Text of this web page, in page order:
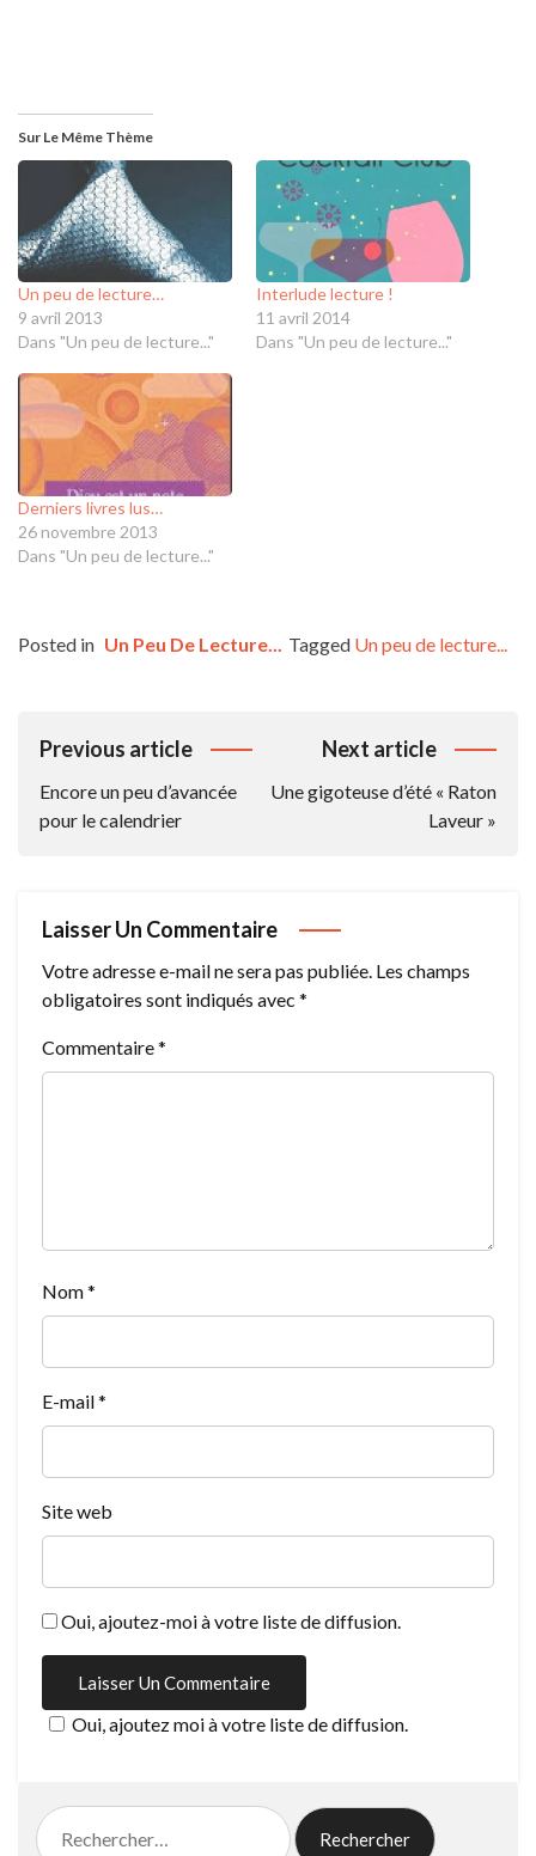
Sur Le Même Thème
Un peu de lecture…
9 avril 2013
Dans "Un peu de lecture..."
Interlude lecture !
11 avril 2014
Dans "Un peu de lecture..."
Derniers livres lus…
26 novembre 2013
Dans "Un peu de lecture..."
Posted in Un Peu De Lecture... Tagged Un peu de lecture...
Navigation
L’article
Previous article
Encore un peu d’avancée
pour le calendrier
Next article
Une gigoteuse d’été « Raton
Laveur »
Laisser Un Commentaire
Votre adresse e-mail ne sera pas publiée. Les champs
obligatoires sont indiqués avec *
Commentaire*
Nom*
E-mail*
Site web
Oui, ajoutez-moi à votre liste de diffusion.
Oui, ajoutez moi à votre liste de diffusion.
Rechercher :